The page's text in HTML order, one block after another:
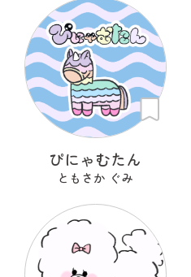
ぴにゃむたん
ともさか ぐみ